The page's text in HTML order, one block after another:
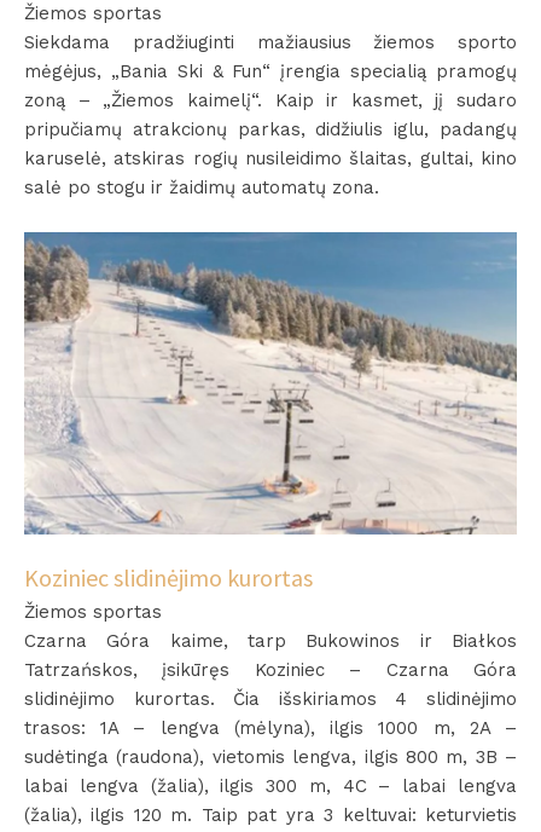
Žiemos sportas
Siekdama pradžiuginti mažiausius žiemos sporto
mėgėjus, „Bania Ski & Fun“ įrengia specialią pramogų
zoną – „Žiemos kaimelį“. Kaip ir kasmet, jį sudaro
pripučiamų atrakcionų parkas, didžiulis iglu, padangų
karuselė, atskiras rogių nusileidimo šlaitas, gultai, kino
salė po stogu ir žaidimų automatų zona.
Koziniec slidinėjimo kurortas
Žiemos sportas
Czarna Góra kaime, tarp Bukowinos ir Białkos
Tatrzańskos, įsikūręs Koziniec – Czarna Góra
slidinėjimo kurortas. Čia išskiriamos 4 slidinėjimo
trasos: 1A – lengva (mėlyna), ilgis 1000 m, 2A –
sudėtinga (raudona), vietomis lengva, ilgis 800 m, 3B –
labai lengva (žalia), ilgis 300 m, 4C – labai lengva
(žalia), ilgis 120 m. Taip pat yra 3 keltuvai: keturvietis